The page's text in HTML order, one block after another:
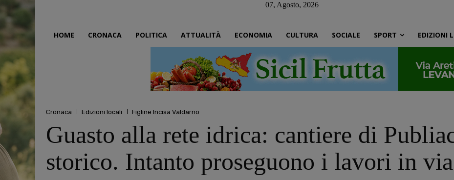
07, Agosto, 2026
HOME CRONACA POLITICA ATTUALITÀ ECONOMIA CULTURA SOCIALE SPORT EDIZIONI
Cronaca Edizioni locali Figline Incisa Valdarno
Guasto alla rete idrica: cantiere di
storico. Intanto proseguono i lavori in